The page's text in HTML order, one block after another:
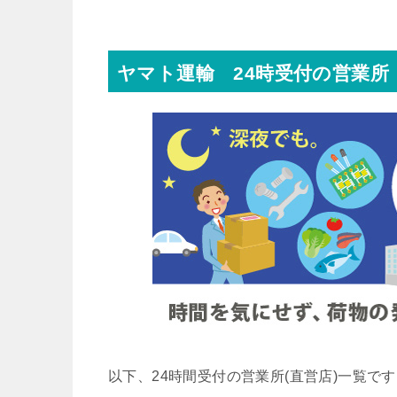
ヤマト運輸 24時受付の営業所
以下、24時間受付の営業所(直営店)一覧で